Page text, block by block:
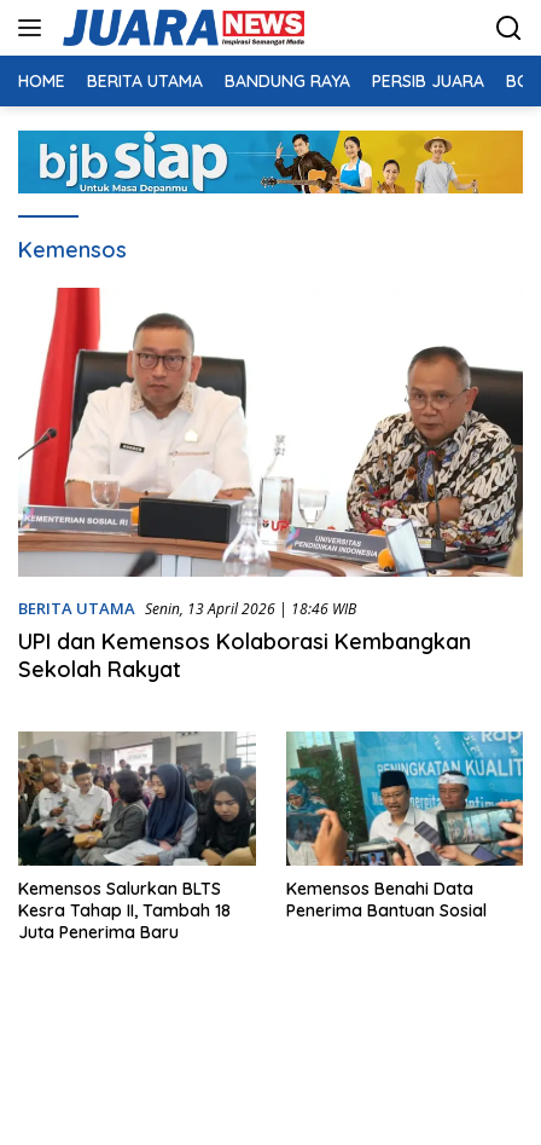
HOME BERITA UTAMA BANDUNG RAYA PERSIB JUARA
Kemensos
BERITA UTAMA Senin, 13 April 2026 | 18:46 WIB
UPI dan Kemensos Kolaborasi Kembangkan
Sekolah Rakyat
Kemensos Salurkan BLTS
Kesra Tahap II, Tambah 18
Juta Penerima Baru
Kemensos Benahi Data
Penerima Bantuan Sosial